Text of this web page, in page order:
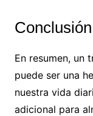
En resumen, un
puede ser una
nuestra vida
adicional para